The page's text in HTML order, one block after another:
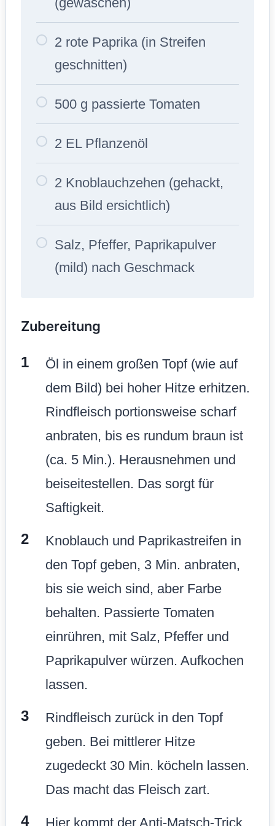
2 rote Paprika (in Streifen
geschnitten)
500 g passierte Tomaten
2 EL Pflanzenöl
2 Knoblauchzehen (gehackt,
aus Bild ersichtlich)
Salz, Pfeffer, Paprikapulver
(mild) nach Geschmack
Zubereitung
Öl in einem großen Topf (wie auf
dem Bild) bei hoher Hitze erhitzen.
Rindfleisch portionsweise scharf
anbraten, bis es rundum braun ist
(ca. 5 Min.). Herausnehmen und
beiseitestellen. Das sorgt für
Saftigkeit.
Knoblauch und Paprikastreifen in
den Topf geben, 3 Min. anbraten,
bis sie weich sind, aber Farbe
behalten. Passierte Tomaten
einrühren, mit Salz, Pfeffer und
Paprikapulver würzen. Aufkochen
lassen.
Rindfleisch zurück in den Topf
geben. Bei mittlerer Hitze
zugedeckt 30 Min. köcheln lassen.
Das macht das Fleisch zart.
Hier kommt der Anti-Matsch-Trick